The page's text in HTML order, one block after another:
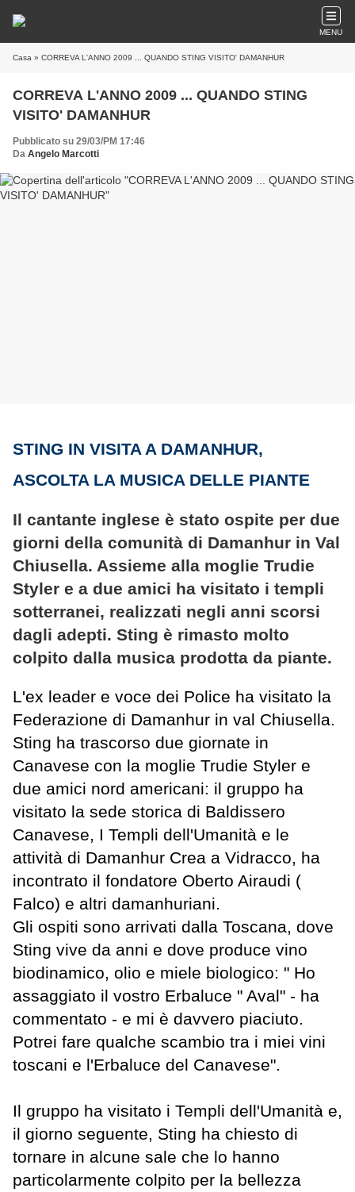
MENU
Casa » CORREVA L'ANNO 2009 ... QUANDO STING VISITO' DAMANHUR
CORREVA L'ANNO 2009 ... QUANDO STING
VISITO' DAMANHUR
Pubblicato su 29/03/PM 17:46
Da Angelo Marcotti
STING IN VISITA A DAMANHUR,
ASCOLTA LA MUSICA DELLE PIANTE
Il cantante inglese è stato ospite per due
giorni della comunità di Damanhur in Val
Chiusella. Assieme alla moglie Trudie
Styler e a due amici ha visitato i templi
sotterranei, realizzati negli anni scorsi
dagli adepti. Sting è rimasto molto
colpito dalla musica prodotta da piante.
L'ex leader e voce dei Police ha visitato la
Federazione di Damanhur in val Chiusella.
Sting ha trascorso due giornate in
Canavese con la moglie Trudie Styler e
due amici nord americani: il gruppo ha
visitato la sede storica di Baldissero
Canavese, I Templi dell'Umanità e le
attività di Damanhur Crea a Vidracco, ha
incontrato il fondatore Oberto Airaudi (
Falco) e altri damanhuriani.
Gli ospiti sono arrivati dalla Toscana, dove
Sting vive da anni e dove produce vino
biodinamico, olio e miele biologico: " Ho
assaggiato il vostro Erbaluce " Aval" - ha
commentato - e mi è davvero piaciuto.
Potrei fare qualche scambio tra i miei vini
toscani e l'Erbaluce del Canavese".
Il gruppo ha visitato i Templi dell'Umanità e,
il giorno seguente, Sting ha chiesto di
tornare in alcune sale che lo hanno
particolarmente colpito per la bellezza